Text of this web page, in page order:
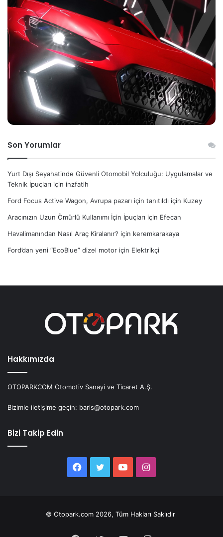
Son Yorumlar
Yurt Dışı Seyahatinde Güvenli Otomobil Yolculuğu: Uygulamalar ve
Teknik İpuçları için inzfatih
Ford Focus Active Wagon, Avrupa pazarı için tanıtıldı için Kuzey
Aracınızın Uzun Ömürlü Kullanımı İçin İpuçları için Efecan
Havalimanından Nasıl Araç Kiralanır? için keremkarakaya
Ford’dan yeni “EcoBlue” dizel motor için Elektrikçi
Hakkımızda
OTOPARKCOM Otomotiv Sanayi ve Ticaret A.Ş.
Bizimle iletişime geçin: baris@otopark.com
Bizi Takip Edin
Facebook
Twitter YouTubeInstagram
© Otopark.com 2026, Tüm Hakları Saklıdır